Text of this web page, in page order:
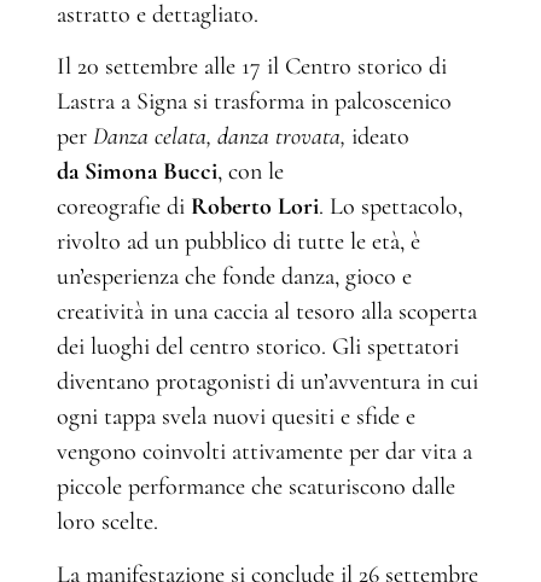
astratto e dettagliato.
Il 20 settembre alle 17 il Centro storico di
Lastra a Signa si trasforma in palcoscenico
per Danza celata, danza trovata, ideato
da Simona Bucci, con le
coreografie di Roberto Lori. Lo spettacolo,
rivolto ad un pubblico di tutte le età, è
un’esperienza che fonde danza, gioco e
creatività in una caccia al tesoro alla scoperta
dei luoghi del centro storico. Gli spettatori
diventano protagonisti di un’avventura in cui
ogni tappa svela nuovi quesiti e sfide e
vengono coinvolti attivamente per dar vita a
piccole performance che scaturiscono dalle
loro scelte.
La manifestazione si conclude il 26 settembre